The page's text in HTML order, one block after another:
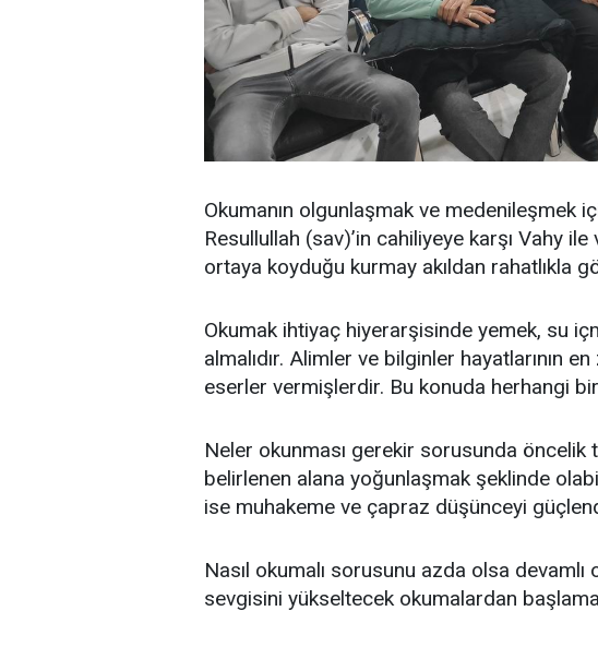
Okumanın olgunlaşmak ve medenileşmek
Resullullah (sav)’in cahiliyeye karşı Vahy
ortaya koyduğu kurmay akıldan rahatlıkla
Okumak ihtiyaç hiyerarşisinde yemek, su
almalıdır. Alimler ve bilginler hayatlarının
eserler vermişlerdir. Bu konuda herhangi
Neler okunması gerekir sorusunda
belirlenen alana yoğunlaşmak şeklinde
ise muhakeme ve çapraz düşünceyi
Nasıl okumalı sorusunu azda olsa
sevgisini yükseltecek okumalardan